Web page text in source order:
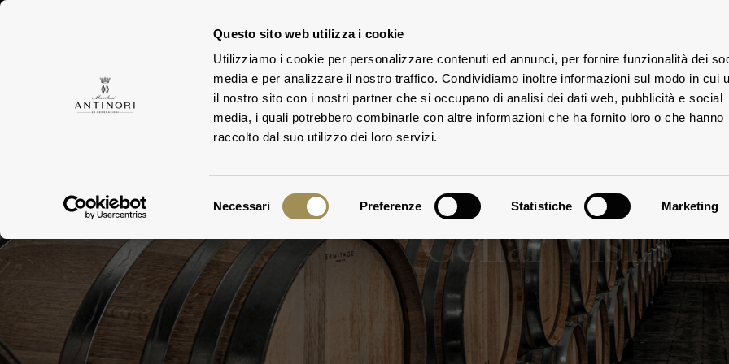
Questo sito web utilizza i cookie
Utilizziamo i cookie per personalizzare contenuti ed annunci, per fornire funzionalità dei
media e per analizzare il nostro traffico. Condividiamo inoltre informazioni sul modo in cui
il nostro sito con i nostri partner che si occupano di analisi dei dati web, pubblicità e social
media, i quali potrebbero combinarle con altre informazioni che ha fornito loro o che hanno
raccolto dal suo utilizzo dei loro servizi.
Necessari Preferenze Statistiche Marketing
ESTATES
Cellar Visits